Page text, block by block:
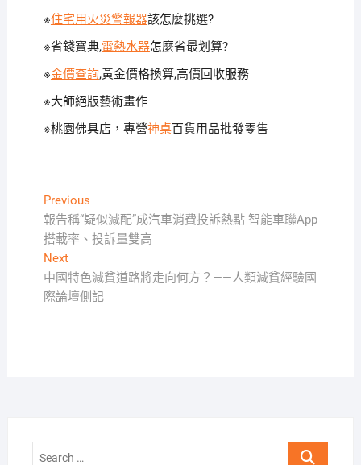
※住宅用火災警報器該怎麼挑選?
※省錢寶典,電熱水器怎麼省最划算?
※金價查詢,黃金價格換算,高價回收服務
※大師絕版藝術畫作
※桃園佛具店，專營神桌百貨用品批發零售
文
章
導
覽
PreviousPrevious
post:
報告稱“疑似減配”成汽車消費投訴熱點 智能車聯App
搭載率、投訴量雙高
NextNext
post:
中國特色減貧道路將走向何方？——人類減貧經驗國
際論壇側記
Search